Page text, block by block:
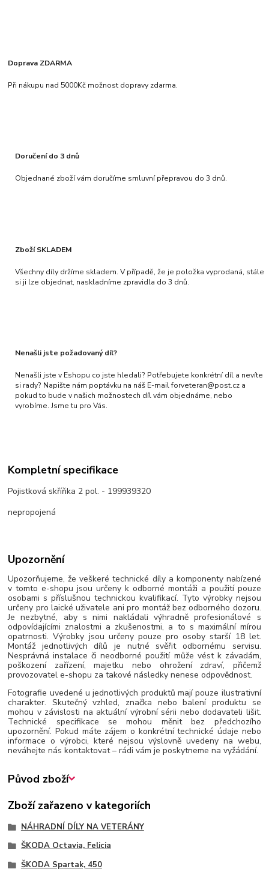
Doprava ZDARMA
Při nákupu nad 5000Kč možnost dopravy zdarma.
Doručení do 3 dnů
Objednané zboží vám doručíme smluvní přepravou do 3 dnů.
Zboží SKLADEM
Všechny díly držíme skladem. V případě, že je položka vyprodaná, stále
si ji lze objednat, naskladníme zpravidla do 3 dnů.
Nenašli jste požadovaný díl?
Nenašli jste v Eshopu co jste hledali? Potřebujete konkrétní díl a nevíte
si rady? Napište nám poptávku na náš E-mail forveteran@post.cz a
pokud to bude v našich možnostech díl vám objednáme, nebo
vyrobíme. Jsme tu pro Vás.
Kompletní specifikace
Pojistková skříňka 2 pol. - 199939320
nepropojená
Upozornění
Upozorňujeme, že veškeré technické díly a komponenty nabízené
v tomto e-shopu jsou určeny k odborné montáži a použití pouze
osobami s příslušnou technickou kvalifikací. Tyto výrobky nejsou
určeny pro laické uživatele ani pro montáž bez odborného dozoru.
Je nezbytné, aby s nimi nakládali výhradně profesionálové s
odpovídajícími znalostmi a zkušenostmi, a to s maximální mírou
opatrnosti. Výrobky jsou určeny pouze pro osoby starší 18 let.
Montáž jednotlivých dílů je nutné svěřit odbornému servisu.
Nesprávná instalace či neodborné použití může vést k závadám,
poškození zařízení, majetku nebo ohrožení zdraví, přičemž
provozovatel e-shopu za takové následky nenese odpovědnost.
Fotografie uvedené u jednotlivých produktů mají pouze ilustrativní
charakter. Skutečný vzhled, značka nebo balení produktu se
mohou v závislosti na aktuální výrobní sérii nebo dodavateli lišit.
Technické specifikace se mohou měnit bez předchozího
upozornění. Pokud máte zájem o konkrétní technické údaje nebo
informace o výrobci, které nejsou výslovně uvedeny na webu,
neváhejte nás kontaktovat – rádi vám je poskytneme na vyžádání.
Původ zboží
Zboží zařazeno v kategoriích
NÁHRADNÍ DÍLY NA VETERÁNY
ŠKODA Octavia, Felicia
ŠKODA Spartak, 450